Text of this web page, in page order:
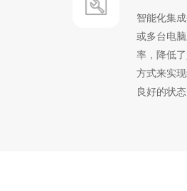
智能化集
或多台电
率，降低
方式来实
良好的状